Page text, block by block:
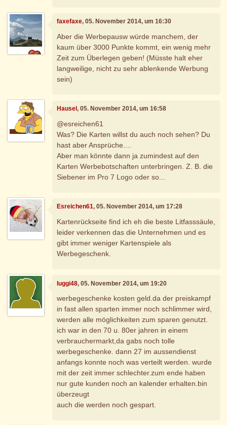
faxefaxe, 05. November 2014, um 16:30
Aber die Werbepausw würde manchem, der
kaum über 3000 Punkte kommt, ein wenig mehr
Zeit zum Überlegen geben! (Müsste halt eher
langweilige, nicht zu sehr ablenkende Werbung
sein)
Hausel, 05. November 2014, um 16:58
@esreichen61
Was? Die Karten willst du auch noch sehen? Du
hast aber Ansprüche....
Aber man könnte dann ja zumindest auf den
Karten Werbebotschaften unterbringen. Z. B. die
Siebener im Pro 7 Logo oder so...
Esreichen61, 05. November 2014, um 17:28
Kartenrückseite find ich eh die beste Litfasssäule,
leider verkennen das die Unternehmen und es
gibt immer weniger Kartenspiele als
Werbegeschenk.
luggi48, 05. November 2014, um 19:20
werbegeschenke kosten geld.da der preiskampf
in fast allen sparten immer noch schlimmer wird,
werden alle möglichkeiten zum sparen genutzt.
ich war in den 70 u. 80er jahren in einem
verbrauchermarkt,da gabs noch tolle
werbegeschenke. dann 27 im aussendienst
anfangs konnte noch was verteilt werden. wurde
mit der zeit immer schlechter.zum ende haben
nur gute kunden noch an kalender erhalten.bin
überzeugt
auch die werden noch gespart.